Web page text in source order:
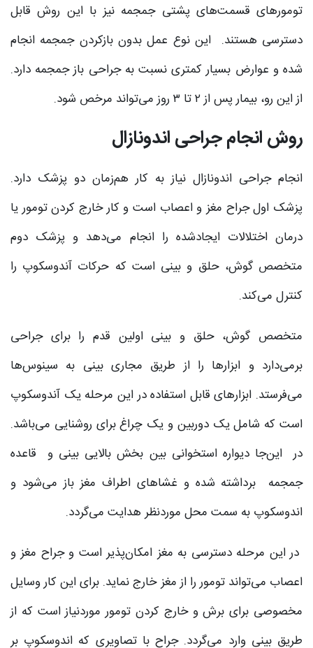
تومورهای قسمت‌های پشتی جمجمه نیز با این روش قابل
دسترسی هستند. این نوع عمل بدون بازکردن جمجمه انجام
شده و عوارض بسیار کمتری نسبت به جراحی باز جمجمه دارد.
از این رو، بیمار پس از ۲ تا ۳ روز می‌تواند مرخص شود.
روش انجام جراحی اندونازال
انجام جراحی اندونازال نیاز به کار هم‌زمان دو پزشک دارد.
پزشک اول جراح مغز و اعصاب است و کار خارج کردن تومور یا
درمان اختلالات ایجادشده را انجام می‌دهد و پزشک دوم
متخصص گوش، حلق و بینی است که حرکات آندوسکوپ را
کنترل می‌کند.
متخصص گوش، حلق و بینی اولین قدم را برای جراحی
برمی‌دارد و ابزارها را از طریق مجاری بینی به سینوس‌ها
می‌فرستد. ابزارهای قابل استفاده در این‌ مرحله یک آندوسکوپ
است که شامل یک دوربین و یک چراغ برای روشنایی می‌باشد.
در این‌جا دیواره استخوانی بین بخش بالایی بینی و قاعده
جمجمه برداشته شده و غشاهای اطراف مغز باز می‌شود و
اندوسکوپ به سمت محل موردنظر هدایت می‌گردد.
در این مرحله دسترسی به مغز امکان‌پذیر است و جراح مغز و
اعصاب می‌تواند تومور را از مغز خارج نماید. برای این کار وسایل
مخصوصی برای برش و خارج کردن تومور موردنیاز است که از
طریق بینی وارد می‌گردد. جراح با تصاویری که اندوسکوپ بر